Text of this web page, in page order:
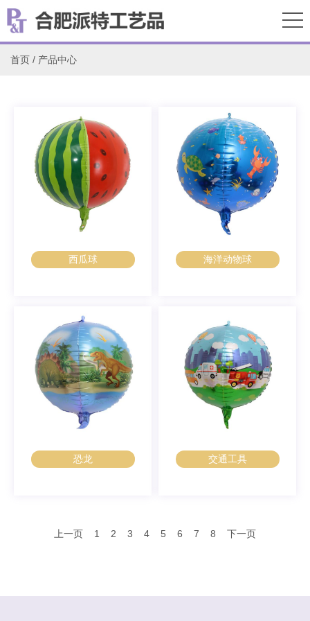
首页 / 产品中心
西瓜球 海洋动物球
恐龙 交通工具
上一页 1 2 3 4 5 6 7 8 下一页